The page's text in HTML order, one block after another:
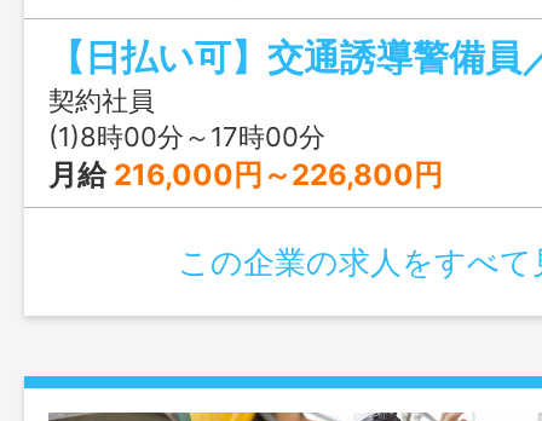
主要エリア：本島南部の各現場 各現場
ります。 ※法定教育（経験により７～
１，０２３円） 「変更範囲：会社の
【日払い可】交通誘導警備員
契約社員
(1)8時00分～17時00分
月給 216,000円～226,800円
この企業の求人をすべて